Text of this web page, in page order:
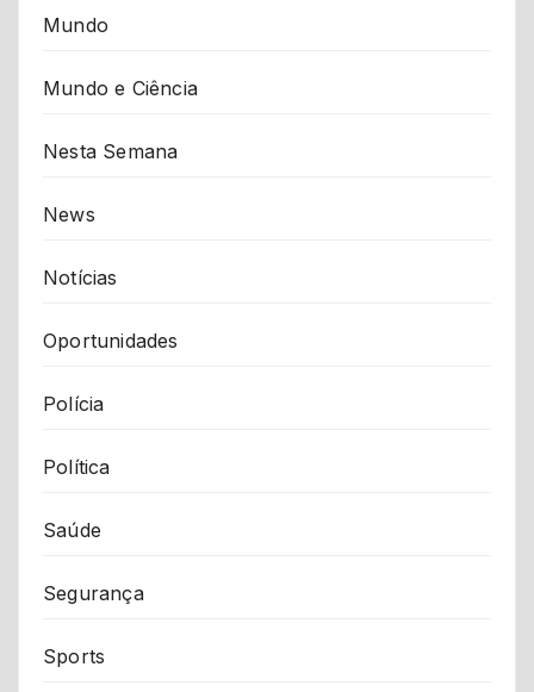
Mundo
Mundo e Ciência
Nesta Semana
News
Notícias
Oportunidades
Polícia
Política
Saúde
Segurança
Sports